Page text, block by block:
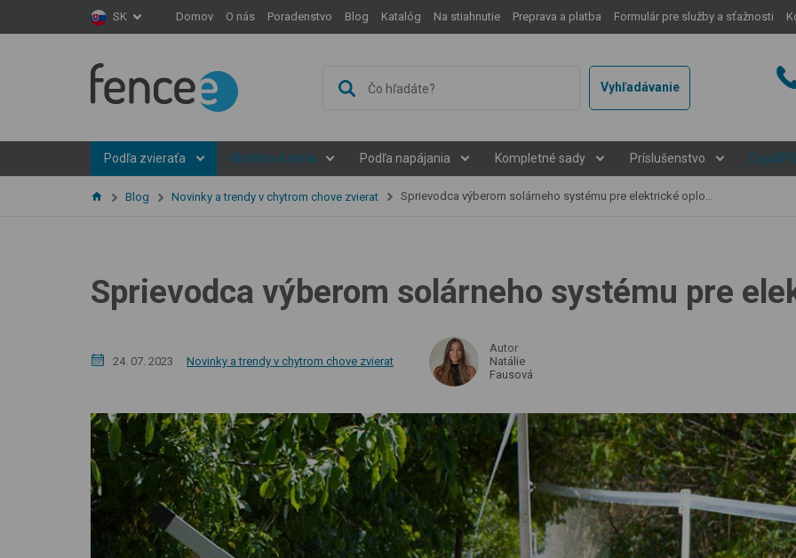
SK Domov O nás Poradenstvo Blog Katalóg Na stiahnutie Preprava a platba Formulár pre služby a sťažnosti
Vyhľadávanie
Podľa zvieraťa Modelová séria Podľa napájania Kompletné sady Príslušenstvo
Blog Novinky a trendy v chytrom chove zvierat Sprievodca výberom solárneho systému pre elektrické oplotenie
Sprievodca výberom solárneho systému pre
24. 07. 2023 Novinky a trendy v chytrom chove zvierat
Autor
Natálie
Fausová